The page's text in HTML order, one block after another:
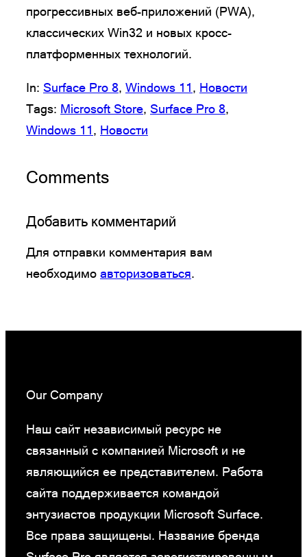
прогрессивных веб-приложений (PWA),
классических Win32 и новых кросс-
платформенных технологий.
In: Surface Pro 8, Windows 11, Новости
Tags: Microsoft Store, Surface Pro 8
Windows 11, Новости
Comments
Добавить комментарий
Для отправки комментария вам
необходимо авторизоваться.
Our Company
Наш сайт независимый ресурс не
связанный с компанией Microsoft и не
являющийся ее представителем. Работа
сайта поддерживается командой
энтузиастов продукции Microsoft Surface.
Все права защищены. Название бренда